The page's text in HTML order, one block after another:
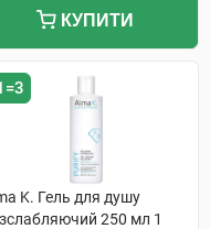
КУПИТИ
K. Гель для душу
250 мл 1